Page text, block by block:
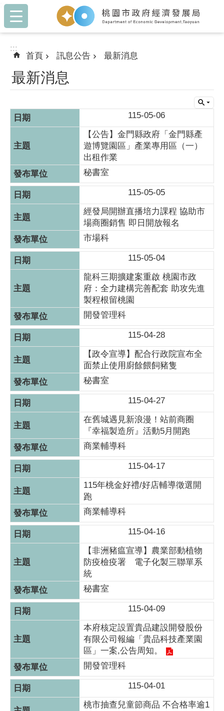
跳到主要內容區塊
:::
:::
首頁 訊息公告 最新消息
最新消息
115-05-06
【公告】金門縣政府「金門縣產
遊博覽園區」產業專用區（一）
出租作業
秘書室
115-05-05
經發局開辦直播培力課程 協助市
場商圈銷售 即日開放報名
市場科
115-05-04
龍科三期擴建案重啟 桃園市政
府：全力建構完善配套 助攻先進
製程根留桃園
開發管理科
115-04-28
【政令宣導】配合行政院宣布全
面禁止使用廚餘餵飼豬隻
秘書室
115-04-27
在舊城遇見新浪漫！站前商圈
『幸福製造所』活動5月開跑
商業輔導科
115-04-17
115年桃金好禮/好店輔導徵選開
跑
商業輔導科
115-04-16
【非洲豬瘟宣導】農業部動植物
防疫檢疫署 電子化製三聯單系
統
秘書室
115-04-09
本府核定設置貴品建設開發股份
有限公司報編「貴品科技產業園
區」一案,公告周知。
開發管理科
115-04-01
桃市抽查兒童節商品 不合格率逾1